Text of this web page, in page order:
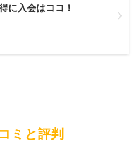
に入会はココ！
ミと評判